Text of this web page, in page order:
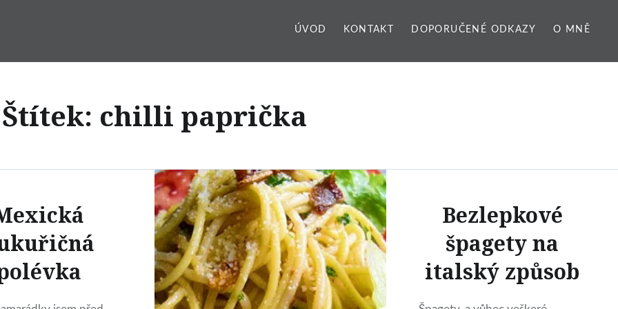
ÚVOD KONTAKT DOPORUČENÉ ODKAZY O MNĚ
Štítek: chilli paprička
Bezlepkové
špagety na
italský způsob